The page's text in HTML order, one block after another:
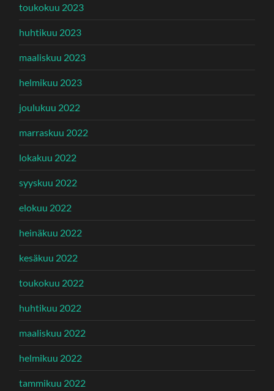
toukokuu 2023
huhtikuu 2023
maaliskuu 2023
helmikuu 2023
joulukuu 2022
marraskuu 2022
lokakuu 2022
syyskuu 2022
elokuu 2022
heinäkuu 2022
kesäkuu 2022
toukokuu 2022
huhtikuu 2022
maaliskuu 2022
helmikuu 2022
tammikuu 2022